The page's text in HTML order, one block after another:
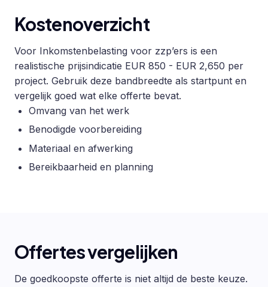
Kostenoverzicht
Voor Inkomstenbelasting voor zzp’ers is een
realistische prijsindicatie EUR 850 - EUR 2,650 per
project. Gebruik deze bandbreedte als startpunt en
vergelijk goed wat elke offerte bevat.
Omvang van het werk
Benodigde voorbereiding
Materiaal en afwerking
Bereikbaarheid en planning
Offertes vergelijken
De goedkoopste offerte is niet altijd de beste keuze.